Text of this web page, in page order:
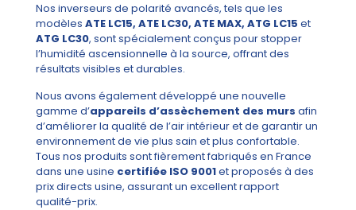
Nos inverseurs de polarité avancés, tels que les
modèles ATE LC15, ATE LC30, ATE MAX, ATG LC15 et
ATG LC30, sont spécialement conçus pour stopper
l’humidité ascensionnelle à la source, offrant des
résultats visibles et durables.
Nous avons également développé une nouvelle
gamme d’appareils d’assèchement des murs afin
d’améliorer la qualité de l’air intérieur et de garantir un
environnement de vie plus sain et plus confortable.
Tous nos produits sont fièrement fabriqués en France
dans une usine certifiée ISO 9001et proposés à des
prix directs usine, assurant un excellent rapport
qualité-prix.